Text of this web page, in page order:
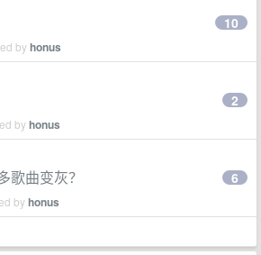
byhonus
10
byhonus
2
歌曲变灰？
byhonus
6